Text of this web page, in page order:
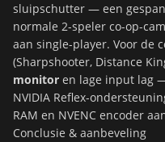
sluipschutter — een
normale 2-speler co-op-
aan single-player. Voor de
(Sharpshooter, Distance
monitor en lage input lag
NVIDIA Reflex-
RAM en NVENC encoder
Conclusie & aanbeveling